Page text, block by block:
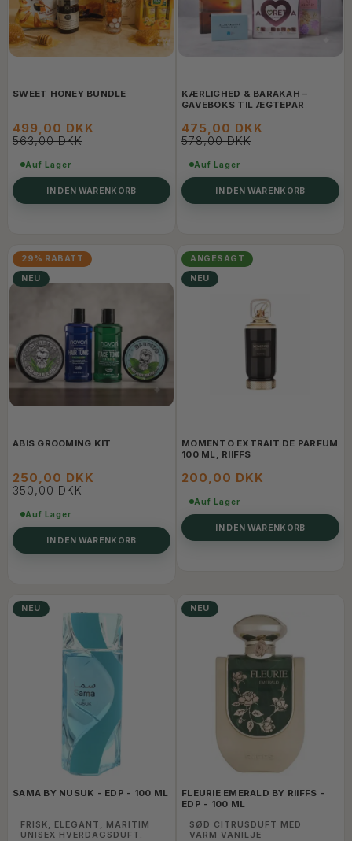
SWEET HONEY BUNDLE
499,00 DKK
563,00 DKK
Auf Lager
IN DEN WARENKORB
KÆRLIGHED & BARAKAH –
GAVEBOKS TIL ÆGTEPAR
475,00 DKK
578,00 DKK
Auf Lager
IN DEN WARENKORB
29% RABATT
NEU
ABIS GROOMING KIT
250,00 DKK
350,00 DKK
Auf Lager
IN DEN WARENKORB
ANGESAGT
NEU
MOMENTO EXTRAIT DE PARFUM
100 ML, RIIFFS
200,00 DKK
Auf Lager
IN DEN WARENKORB
NEU
SAMA BY NUSUK - EDP - 100 ML
FRISK, ELEGANT, MARITIM
UNISEX HVERDAGSDUFT.
NEU
FLEURIE EMERALD BY RIIFFS -
EDP - 100 ML
SØD CITRUSDUFT MED
VARM VANILJE